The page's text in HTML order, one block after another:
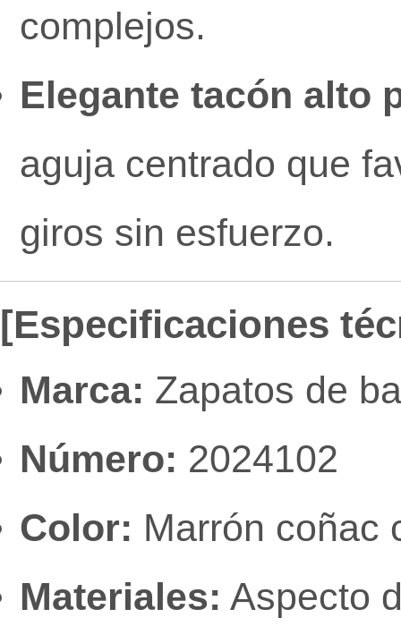
complejos.
Elegante tacón alto
aguja centrado que
giros sin esfuerzo.
[Especificaciones
Marca: Zapatos de
Número: 2024102
Color: Marrón coñac
Materiales: Aspecto